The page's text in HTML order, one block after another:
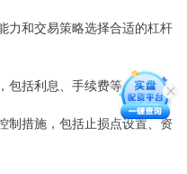
力和交易策略选择合适的杠杆
包括利息、手续费等。
制措施，包括止损点设置、资